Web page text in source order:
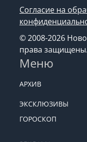
Согласие на
© 2008-2026
права защищены.
Меню
АРХИВ
ЭКСКЛЮЗИВЫ
ГОРОСКОП